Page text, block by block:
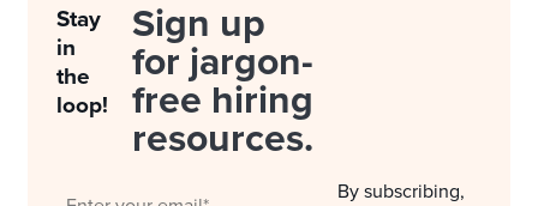
Stay
in
the
loop!
Sign up
for jargon-
free hiring
resources.
By subscribing,